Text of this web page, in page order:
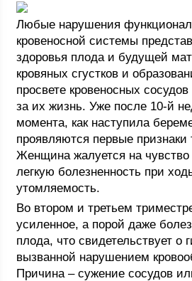
Любые нарушения
кровеносной системы
здоровья плода и будущей
кровяных сгустков и
просвете кровеносных
за их жизнь. Уже после 10-й
момента, как наступила
проявляются первые признаки
Женщина жалуется на чувство
легкую болезненность при
утомляемость.
Во втором и третьем
усиленное, а порой даже
плода, что свидетельствует о
вызванной нарушением
Причина – сужение сосудов